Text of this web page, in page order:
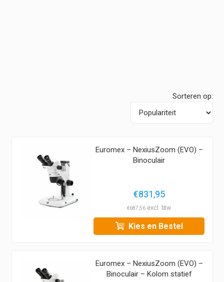
Sorteren op:
Euromex – NexiusZoom (EVO) –
Binoculair
€831,95
€687,56
Kies en Bestel
Euromex – NexiusZoom (EVO) –
Binoculair – Kolom statief